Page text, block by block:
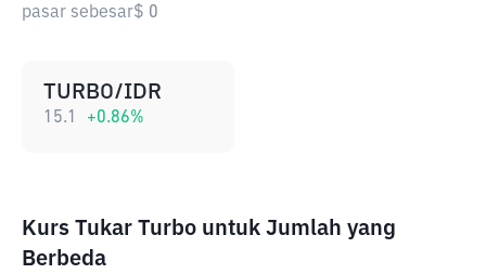
pasar sebesar$ 0
TURBO/IDR
15.1 +0.86%
Kurs Tukar Turbo untuk Jumlah yang
Berbeda